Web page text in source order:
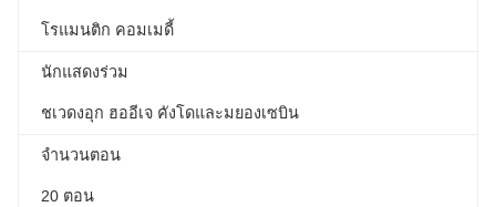
โรแมนติก คอมเมดี้
นักแสดงร่วม
ชเวดงอุก ฮออีเจ คังโดและมยองเซบิน
จำนวนตอน
20 ตอน